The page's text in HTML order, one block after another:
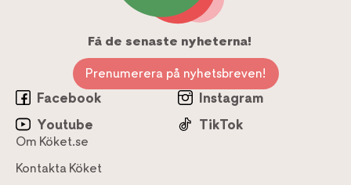
Få de senaste nyheterna!
Prenumerera på nyhetsbreven!
Facebook
Instagram
Youtube
TikTok
Om Köket.se
Kontakta Köket